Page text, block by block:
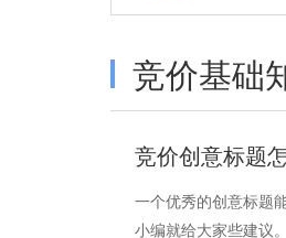
竞价基础
竞价创意标题
一个优秀的创意标题
小编就给大家些建议。